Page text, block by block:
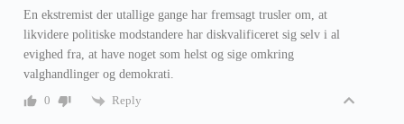
En ekstremist der utallige gange har fremsagt trusler om, at
likvidere politiske modstandere har diskvalificeret sig selv i al
evighed fra, at have noget som helst og sige omkring
valghandlinger og demokrati.
0
Reply